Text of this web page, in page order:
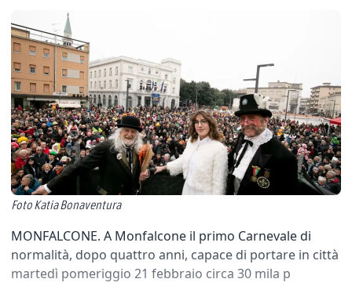
Foto Katia Bonaventura
MONFALCONE. A Monfalcone il primo Carnevale di
normalità, dopo quattro anni, capace di portare in città
martedì pomeriggio 21 febbraio circa 30 mila p